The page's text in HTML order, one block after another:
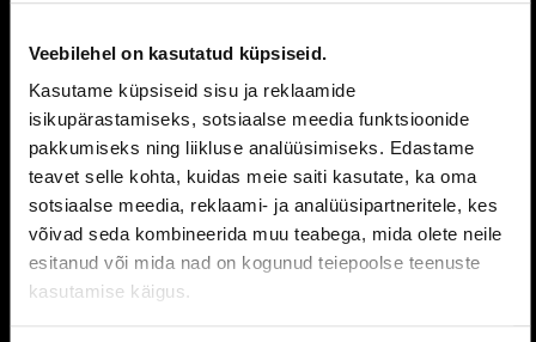
Veebilehel on kasutatud küpsiseid.
Kasutame küpsiseid sisu ja reklaamide
isikupärastamiseks, sotsiaalse meedia funktsioonide
pakkumiseks ning liikluse analüüsimiseks. Edastame
teavet selle kohta, kuidas meie saiti kasutate, ka oma
sotsiaalse meedia, reklaami- ja analüüsipartneritele, kes
võivad seda kombineerida muu teabega, mida olete neile
esitanud või mida nad on kogunud teiepoolse teenuste
kasutamise käigus.
Estonia pst 4, 10148 TallinnTel:+372 683 1201
info@opera.eekontakt ja info:
KONTAKTID
Hea teada
Vabad töökohad
Rahvusooperi taskuhääling